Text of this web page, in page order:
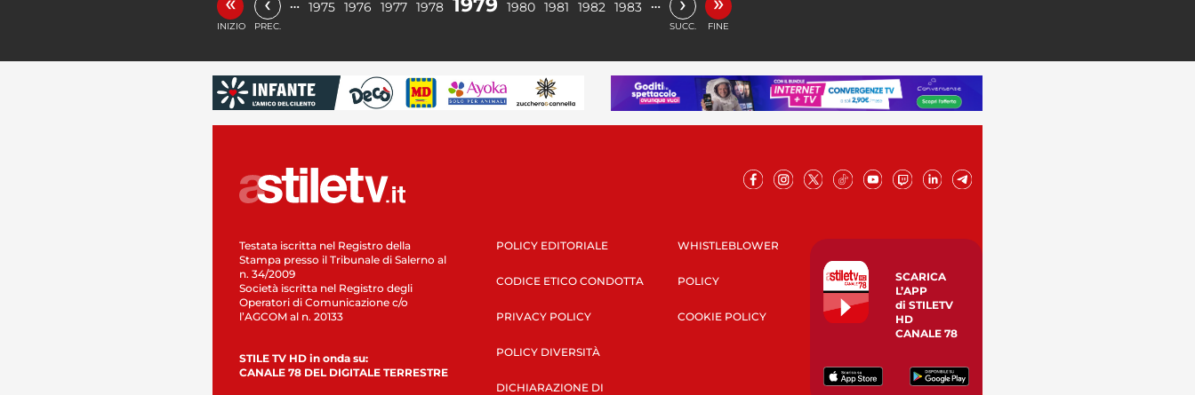
INIZIO PREC.
1975 1976 1977 1978 1980 1981 1982 1983
SUCC. FINE
Testata iscritta nel Registro della
Stampa presso il Tribunale di Salerno al
n. 34/2009
Società iscritta nel Registro degli
Operatori di Comunicazione c/o
l’AGCOM al n. 20133
STILE TV HD in onda su:
CANALE 78 DEL DIGITALE TERRESTRE
POLICY EDITORIALE
CODICE ETICO CONDOTTA
PRIVACY POLICY
POLICY DIVERSITÀ
DICHIARAZIONE DI
WHISTLEBLOWER
POLICY
COOKIE POLICY
SCARICA
L’APP
di STILETV
HD
CANALE 78